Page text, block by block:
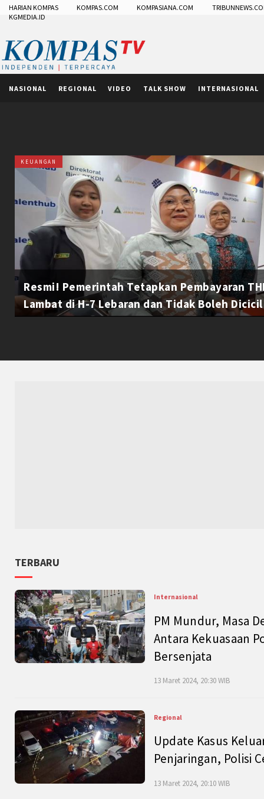
HARIAN KOMPAS KOMPAS.COM KOMPASIANA.COM
KGMEDIA.ID
NASIONAL REGIONAL VIDEO TALK SHOW INTERNASIONAL
KEUANGAN
Resmi! Pemerintah Tetapkan Pembayaran
Lambat di H-7 Lebaran dan Tidak Boleh Dicicil
TERBARU
Internasional
PM Mundur, Masa
Antara Kekuasaan
Bersenjata
13 Maret 2024, 20:30 WIB
Regional
Update Kasus
Penjaringan, Polisi
13 Maret 2024, 20:10 WIB